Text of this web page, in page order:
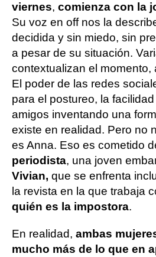
viernes, comienza con la
Su voz en off nos la
decidida y sin miedo, sin
a pesar de su situación.
contextualizan el momento,
El poder de las redes
para el postureo, la
amigos inventando una
existe en realidad. Pero no
es Anna. Eso es cometido
periodista, una joven
Vivian, que se enfrenta
la revista en la que trabaja
quién es la impostora.
En realidad, ambas
mucho más de lo que en